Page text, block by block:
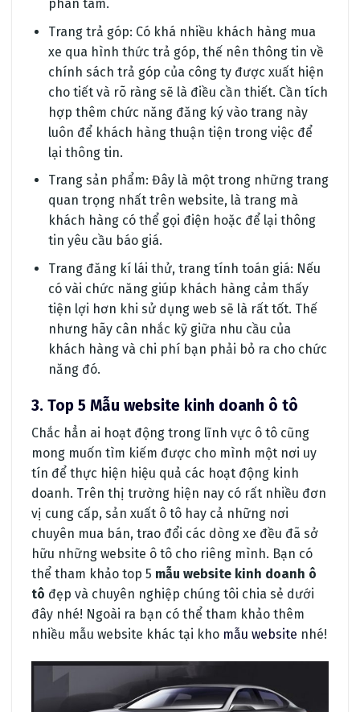
phân tâm.
Trang trả góp: Có khá nhiều khách hàng mua
xe qua hình thức trả góp, thế nên thông tin về
chính sách trả góp của công ty được xuất hiện
cho tiết và rõ ràng sẽ là điều cần thiết. Cần tích
hợp thêm chức năng đăng ký vào trang này
luôn để khách hàng thuận tiện trong việc để
lại thông tin.
Trang sản phẩm: Đây là một trong những trang
quan trọng nhất trên website, là trang mà
khách hàng có thể gọi điện hoặc để lại thông
tin yêu cầu báo giá.
Trang đăng kí lái thử, trang tính toán giá: Nếu
có vài chức năng giúp khách hàng cảm thấy
tiện lợi hơn khi sử dụng web sẽ là rất tốt. Thế
nhưng hãy cân nhắc kỹ giữa nhu cầu của
khách hàng và chi phí bạn phải bỏ ra cho chức
năng đó.
3. Top 5 Mẫu website kinh doanh ô tô
Chắc hẳn ai hoạt động trong lĩnh vực ô tô cũng
mong muốn tìm kiếm được cho mình một nơi uy
tín để thực hiện hiệu quả các hoạt động kinh
doanh. Trên thị trường hiện nay có rất nhiều đơn
vị cung cấp, sản xuất ô tô hay cả những nơi
chuyên mua bán, trao đổi các dòng xe đều đã sở
hữu những website ô tô cho riêng mình. Bạn có
thể tham khảo top 5 mẫu website kinh doanh ô
tô đẹp và chuyên nghiệp chúng tôi chia sẻ dưới
đây nhé! Ngoài ra bạn có thể tham khảo thêm
nhiều mẫu website khác tại kho mẫu website nhé!